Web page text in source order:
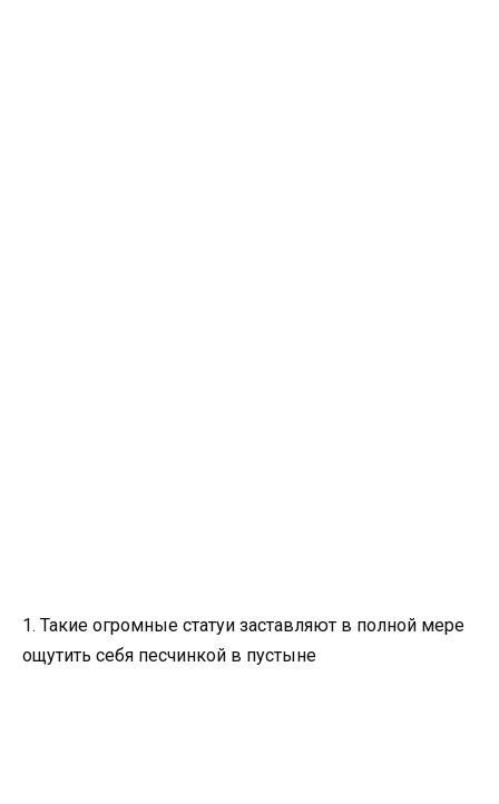
1. Такие огромные статуи заставляют в полной мере
ощутить себя песчинкой в пустыне